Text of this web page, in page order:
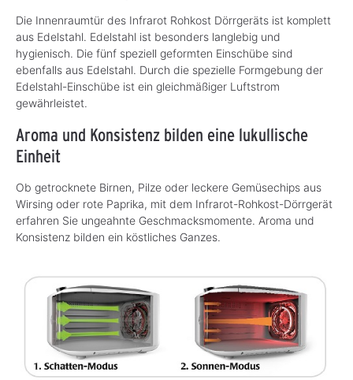
Die Innenraumtür des Infrarot Rohkost Dörrgeräts ist komplett
aus Edelstahl. Edelstahl ist besonders langlebig und
hygienisch. Die fünf speziell geformten Einschübe sind
ebenfalls aus Edelstahl. Durch die spezielle Formgebung der
Edelstahl-Einschübe ist ein gleichmäßiger Luftstrom
gewährleistet.
Aroma und Konsistenz bilden eine lukullische
Einheit
Ob getrocknete Birnen, Pilze oder leckere Gemüsechips aus
Wirsing oder rote Paprika, mit dem Infrarot-Rohkost-Dörrgerät
erfahren Sie ungeahnte Geschmacksmomente. Aroma und
Konsistenz bilden ein köstliches Ganzes.